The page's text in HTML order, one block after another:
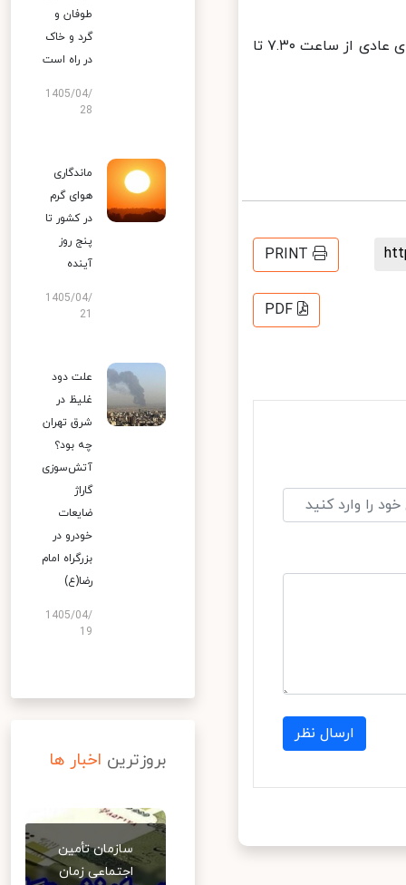
بنابر تصمیم شورای ترافیک تهران اکنون طرح های ترافیکی پایتخت در روزهای عادی از ساعت ۷.۳۰ تا
PRINT
PDF
ارسال نظر
طوفان و
گرد و خاک
در راه است
1405/04/
28
ماندگاری
هوای گرم
در کشور تا
پنج روز
آینده
1405/04/
علت دود
غلیظ در
شرق تهران
چه بود؟
آتش‌سوزی
گاراژ
ضایعات
خودرو در
بزرگراه امام
رضا(ع)
1405/04/
19
بروزترین اخبار ها
سازمان تأمین
اجتماعی زمان